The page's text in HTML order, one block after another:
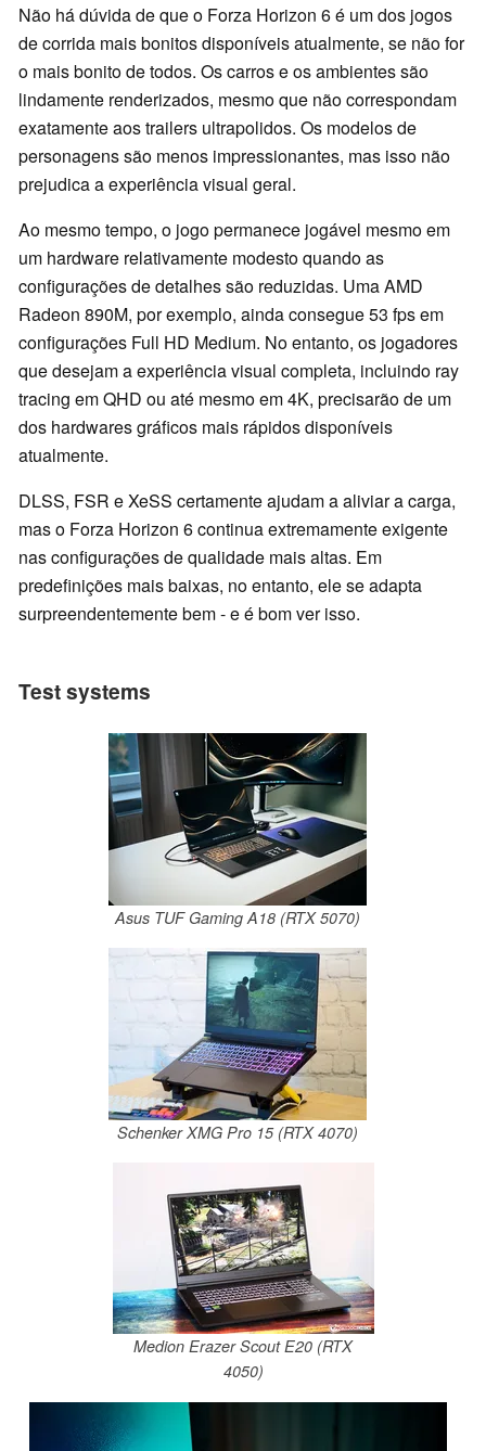
Não há dúvida de que o Forza Horizon 6 é um dos jogos
de corrida mais bonitos disponíveis atualmente, se não for
o mais bonito de todos. Os carros e os ambientes são
lindamente renderizados, mesmo que não correspondam
exatamente aos trailers ultrapolidos. Os modelos de
personagens são menos impressionantes, mas isso não
prejudica a experiência visual geral.
Ao mesmo tempo, o jogo permanece jogável mesmo em
um hardware relativamente modesto quando as
configurações de detalhes são reduzidas. Uma AMD
Radeon 890M, por exemplo, ainda consegue 53 fps em
configurações Full HD Medium. No entanto, os jogadores
que desejam a experiência visual completa, incluindo ray
tracing em QHD ou até mesmo em 4K, precisarão de um
dos hardwares gráficos mais rápidos disponíveis
atualmente.
DLSS, FSR e XeSS certamente ajudam a aliviar a carga,
mas o Forza Horizon 6 continua extremamente exigente
nas configurações de qualidade mais altas. Em
predefinições mais baixas, no entanto, ele se adapta
surpreendentemente bem - e é bom ver isso.
Test systems
Asus TUF Gaming A18 (RTX 5070)
Schenker XMG Pro 15 (RTX 4070)
Medion Erazer Scout E20 (RTX
4050)